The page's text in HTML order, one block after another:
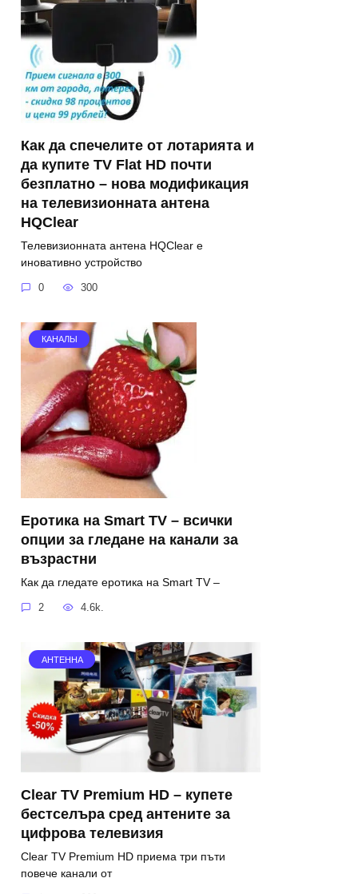
Как да спечелите от лотарията и
да купите TV Flat HD почти
безплатно – нова модификация
на телевизионната антена
HQClear
Телевизионната антена HQClear е
иновативно устройство
0 300
КАНАЛЫ
Еротика на Smart TV – всички
опции за гледане на канали за
възрастни
Как да гледате еротика на Smart TV –
2 4.6k.
АНТЕННА
Clear TV Premium HD – купете
бестселъра сред антените за
цифрова телевизия
Clear TV Premium HD приема три пъти
повече канали от